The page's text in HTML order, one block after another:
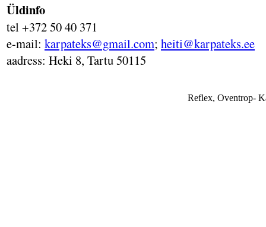
Üldinfo
tel +372 50 40 371
e-mail: karpateks@gmail.com; heiti@karpateks.ee
aadress: Heki 8, Tartu 50115
Reflex, Oventrop-